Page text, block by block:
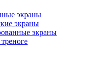
экраны
экраны
экраны